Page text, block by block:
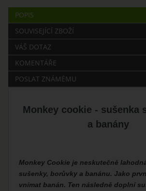
POPIS
SOUVISEJÍCÍ ZBOŽÍ
VÁŠ DOTAZ
KOMENTÁŘE
POSLAT ZNÁMÉMU
Monkey cookie - sušenka
a banány
Monkey Cookie je neskutečně
sušenky, borůvky a banánu. Jako
vnímat banán. Ten následně doplní